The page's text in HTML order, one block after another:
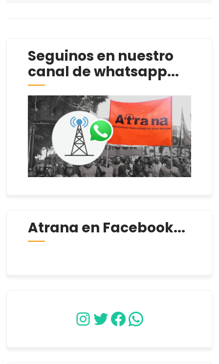
Seguinos en nuestro
canal de whatsapp...
Atrana en Facebook...
Instagram
Twitter
Facebook
WhatsApp